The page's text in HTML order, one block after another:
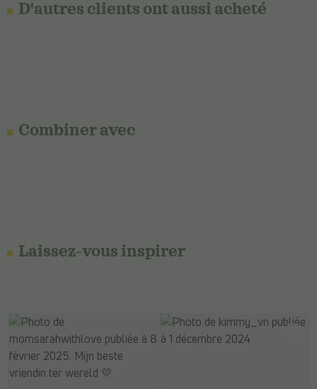
D'autres clients ont aussi acheté
Combiner avec
Laissez-vous inspirer